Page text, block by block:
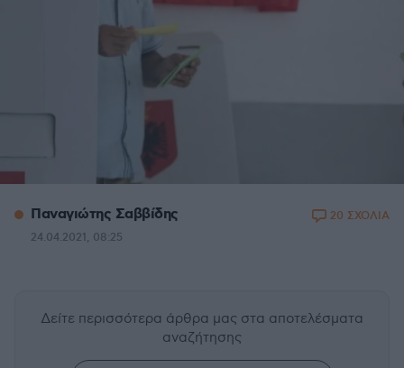
Παναγιώτης Σαββίδης
24.04.2021, 08:25
20 ΣΧΟΛΙΑ
Δείτε περισσότερα άρθρα μας στα αποτελέσματα
αναζήτησης